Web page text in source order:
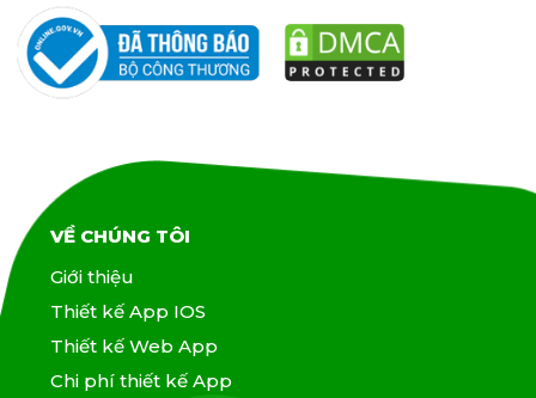
VỀ CHÚNG TÔI
Giới thiệu
Thiết kế App IOS
Thiết kế Web App
Chi phí thiết kế App